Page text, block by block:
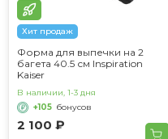
Хит продаж
Форма для выпечки на 2
багета 40.5 см Inspiration
Kaiser
2 100 ₽
В наличии, 1-3 дня
+105 бонусов